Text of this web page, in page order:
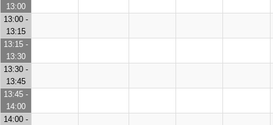
13:00
13:00 -
13:15
13:15 -
13:30
13:30 -
13:45
13:45 -
14:00
14:00 -